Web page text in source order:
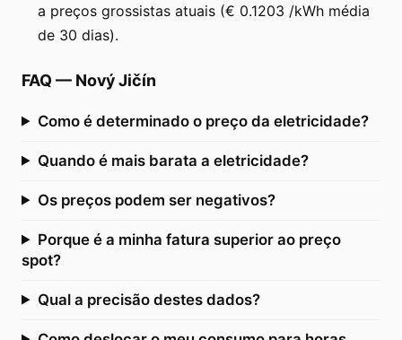
a preços grossistas atuais (€ 0.1203 /kWh média
de 30 dias).
FAQ — Nový Jičín
Como é determinado o preço da eletricidade?
Quando é mais barata a eletricidade?
Os preços podem ser negativos?
Porque é a minha fatura superior ao preço
spot?
Qual a precisão destes dados?